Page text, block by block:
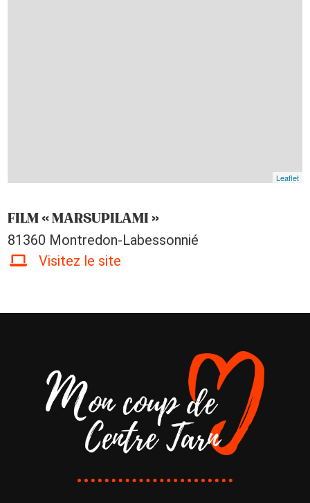
Leaflet
FILM « MARSUPILAMI »
81360 Montredon-Labessonnié
Visitez le site